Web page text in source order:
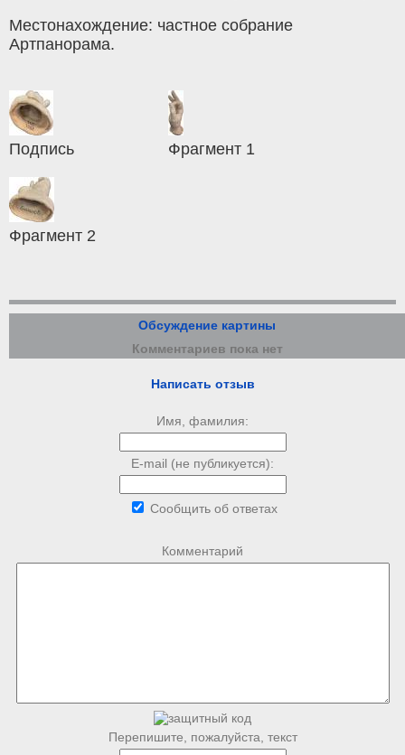
Местонахождение: частное собрание
Артпанорама.
Подпись Фрагмент 1
Фрагмент 2
Обсуждение картины
Комментариев пока нет
Написать отзыв
Имя, фамилия:
E-mail (не публикуется):
Сообщить об ответах
Комментарий
Перепишите, пожалуйста, текст